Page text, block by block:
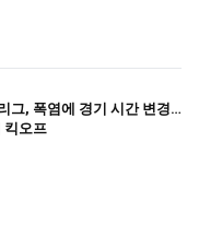
그, 폭염에 경기 시간 변경…
킥오프